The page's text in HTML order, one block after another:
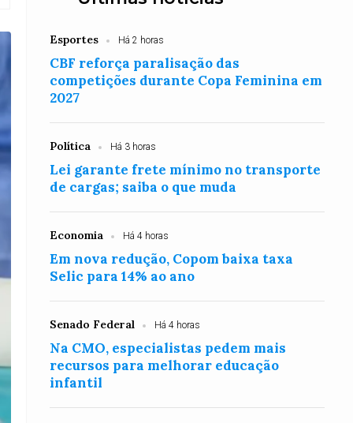
Esportes Há 2 horas
CBF reforça paralisação das
competições durante Copa Feminina em
2027
Política Há 3 horas
Lei garante frete mínimo no transporte
de cargas; saiba o que muda
Economia Há 4 horas
Em nova redução, Copom baixa taxa
Selic para 14% ao ano
Senado Federal Há 4 horas
Na CMO, especialistas pedem mais
recursos para melhorar educação
infantil